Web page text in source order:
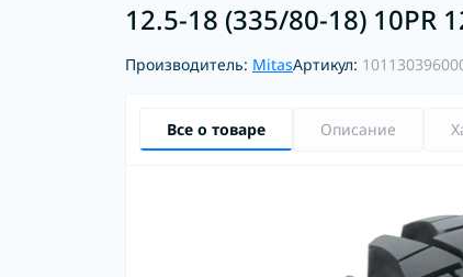
12.5-18 (335/80-18) 10PR
Производитель: MitasАртикул:
Все о товаре Описание